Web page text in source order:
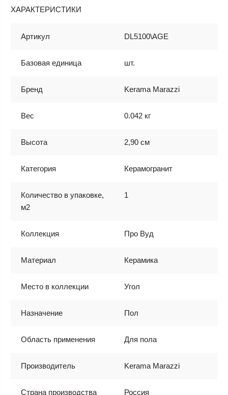
ХАРАКТЕРИСТИКИ
Артикул DL5100\AGE
Базовая единица шт.
Бренд Kerama Marazzi
Вес 0.042 кг
Высота 2,90 см
Категория Керамогранит
Количество в упаковке,
м2
1
Коллекция Про Вуд
Материал Керамика
Место в коллекции Угол
Назначение Пол
Область применения Для пола
Производитель Kerama Marazzi
Страна производства Россия